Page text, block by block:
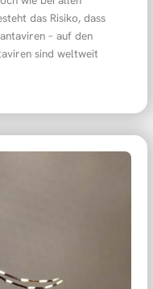
das Risiko, dass
– auf den
sind weltweit